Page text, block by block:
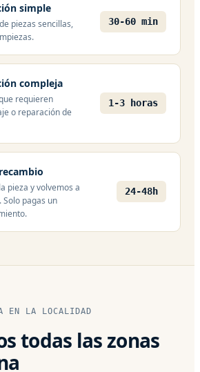
simple
piezas sencillas,
30-60 min
compleja
requieren
o reparación de
1-3 horas
pieza y volvemos a
Solo pagas un
24-48h
EN LA LOCALIDAD
todas las zonas